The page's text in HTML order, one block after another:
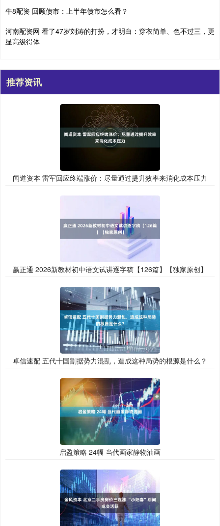
牛8配资 回顾债市：上半年债市怎么看？
河南配资网 看了47岁刘涛的打扮，才明白：穿衣简单、色不过三，更
显高级得体
推荐资讯
闻道资本 雷军回应终端涨价：尽量通过提升效率来消化成本压力
赢正通 2026新教材初中语文试讲逐字稿【126篇】【独家原创】
卓信速配 五代十国割据势力混乱，造成这种局势的根源是什么？
启盈策略 24幅 当代画家静物油画